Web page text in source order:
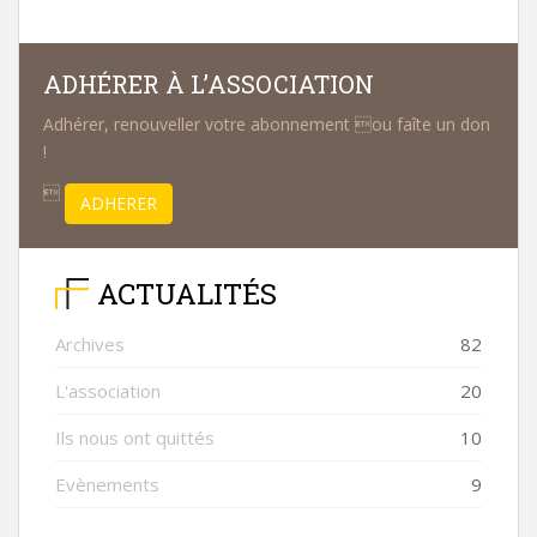
ADHÉRER À L’ASSOCIATION
Adhérer, renouveller votre abonnement ou faîte un don
!

ADHERER
ACTUALITÉS
Archives
82
L'association
20
Ils nous ont quittés
10
Evènements
9